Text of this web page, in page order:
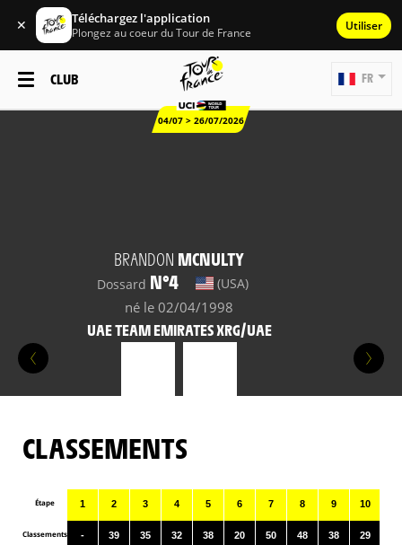
✕ Téléchargez l'application
Plongez au coeur du Tour de France Utiliser
CLUB
04/07 > 26/07/2026
FR
BRANDON MCNULTY
Dossard N°4 (USA)
né le 02/04/1998
UAE TEAM EMIRATES XRG/UAE
CLASSEMENTS
Étape
Classements
1
-
2
39
3
35
4
32
5
38
6
20
7
50
8
48
9
38
10
29